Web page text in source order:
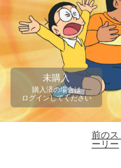
未購入
購入済の場合は
ログインしてください
前のス
ーリー